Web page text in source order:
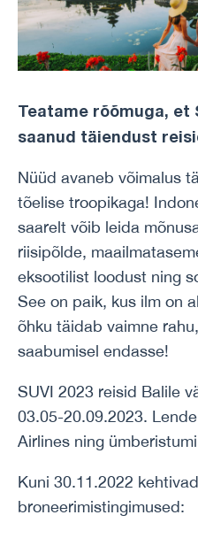
Teatame rõõmuga, et
saanud täiendust
Nüüd avaneb võimalus
tõelise troopikaga!
saarelt võib leida
riisipõlde,
eksootilist loodust ning
See on paik, kus ilm on
õhku täidab vaimne
saabumisel endasse!
SUVI 2023 reisid Balile
03.05-20.09.2023.
Airlines ning
Kuni 30.11.2022
broneerimistingimused: